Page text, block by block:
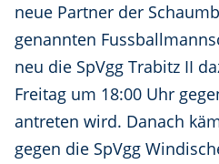
neue Partner der
genannten
neu die SpVgg Trabitz II
Freitag um 18:00 Uhr
antreten wird. Danach
gegen die SpVgg